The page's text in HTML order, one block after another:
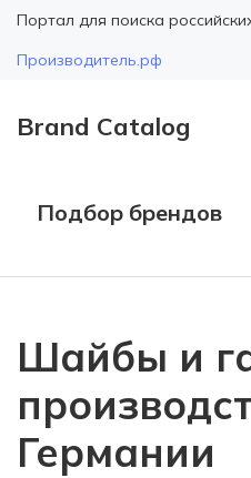
Портал для поиска
Производитель.рф
Brand Catalog
Подбор брендов
Шайбы и
Германии